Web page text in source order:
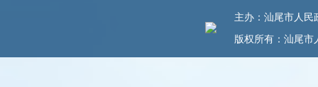
主办：汕尾市人民
版权所有：汕尾